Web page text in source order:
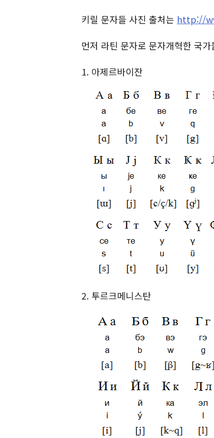
키릴 문자들 사진 출처는 http://
먼저 라틴 문자로 문자개혁한 국
1. 아제르바이잔
2. 투르크메니스탄